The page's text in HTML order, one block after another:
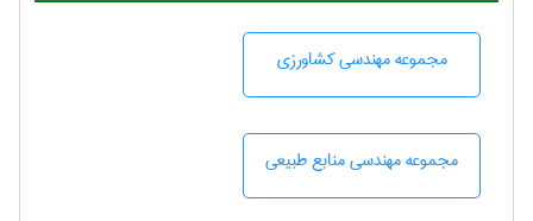
مجموعه مهندسی كشاورزی
مجموعه مهندسی منابع طبيعی